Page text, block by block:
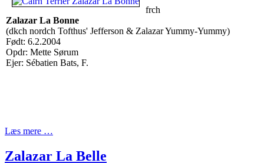
frch
Zalazar La Bonne
(dkch nordch Tofthus' Jefferson & Zalazar Yummy-Yummy)
Født: 6.2.2004
Opdr: Mette Sørum
Ejer: Sébatien Bats, F.
Læs mere …
Zalazar La Belle